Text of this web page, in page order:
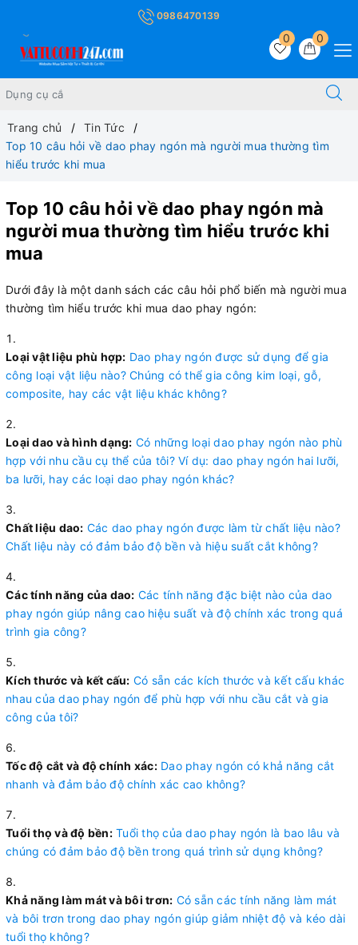
0986470139
0
0
Trang chủ
Tin Tức
Top 10 câu hỏi về dao phay ngón mà người mua thường tìm
hiểu trước khi mua
Top 10 câu hỏi về dao phay ngón mà
người mua thường tìm hiểu trước khi
mua
Dưới đây là một danh sách các câu hỏi phổ biến mà người mua
thường tìm hiểu trước khi mua dao phay ngón:
Loại vật liệu phù hợp: Dao phay ngón được sử dụng để gia
công loại vật liệu nào? Chúng có thể gia công kim loại, gỗ,
composite, hay các vật liệu khác không?
Loại dao và hình dạng: Có những loại dao phay ngón nào phù
hợp với nhu cầu cụ thể của tôi? Ví dụ: dao phay ngón hai lưỡi,
ba lưỡi, hay các loại dao phay ngón khác?
Chất liệu dao: Các dao phay ngón được làm từ chất liệu nào?
Chất liệu này có đảm bảo độ bền và hiệu suất cắt không?
Các tính năng của dao: Các tính năng đặc biệt nào của dao
phay ngón giúp nâng cao hiệu suất và độ chính xác trong quá
trình gia công?
Kích thước và kết cấu: Có sẵn các kích thước và kết cấu khác
nhau của dao phay ngón để phù hợp với nhu cầu cắt và gia
công của tôi?
Tốc độ cắt và độ chính xác: Dao phay ngón có khả năng cắt
nhanh và đảm bảo độ chính xác cao không?
Tuổi thọ và độ bền: Tuổi thọ của dao phay ngón là bao lâu và
chúng có đảm bảo độ bền trong quá trình sử dụng không?
Khả năng làm mát và bôi trơn: Có sẵn các tính năng làm mát
và bôi trơn trong dao phay ngón giúp giảm nhiệt độ và kéo dài
tuổi thọ không?